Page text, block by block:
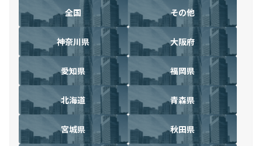
全国 その他
神奈川県 大阪府
愛知県 福岡県
北海道 青森県
宮城県 秋田県